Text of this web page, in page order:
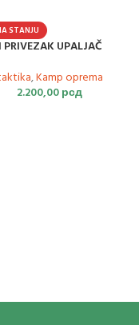
STANJU
PRIVEZAK UPALJAČ
,Kamp oprema
2.200,00рсд